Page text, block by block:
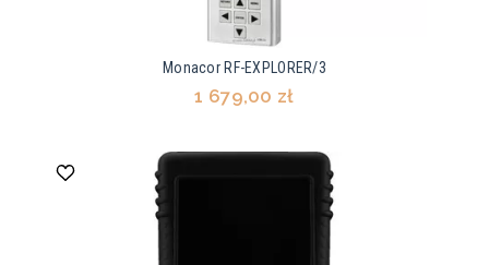
Monacor RF-EXPLORER/3
1 679,00 zł